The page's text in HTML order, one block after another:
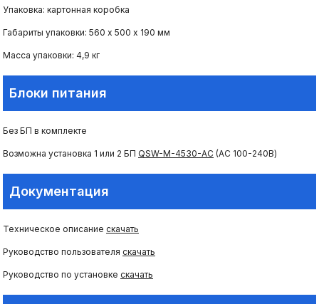
Упаковка: картонная коробка
Габариты упаковки: 560 х 500 х 190 мм
Масса упаковки: 4,9 кг
Блоки питания
Без БП в комплекте
Возможна установка 1 или 2 БП QSW-M-4530-AC (AC 100-240В)
Документация
Техническое описание скачать
Руководство пользователя скачать
Руководство по установке скачать